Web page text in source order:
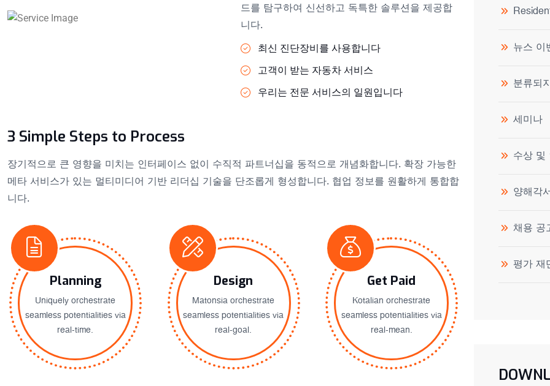
드를 탐구하여 신선하고 독특한 솔루션을 제공합
니다.
최신 진단장비를 사용합니다
고객이 받는 자동차 서비스
우리는 전문 서비스의 일원입니다
3 Simple Steps to Process
장기적으로 큰 영향을 미치는 인터페이스 없이 수직적 파트너십을 동적으로 개념화합니다. 확장 가능한
메타 서비스가 있는 멀티미디어 기반 리더십 기술을 단조롭게 형성합니다. 협업 정보를 원활하게 통합합
니다.
Planning
Uniquely orchestrate
seamless potentialities via
real-time.
Design
Matonsia orchestrate
seamless potentialities via
real-goal.
Get Paid
Kotalian orchestrate
seamless potentialities via
real-mean.
뉴스 이
분류되
세미나
수상 및
양해각
채용 공
평가 재